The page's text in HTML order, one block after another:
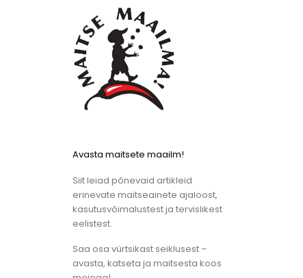
Avasta maitsete maailm!
Siit leiad põnevaid artikleid
erinevate maitseainete ajaloost,
kasutusvõimalustest ja tervislikest
eelistest.
Saa osa vürtsikast seiklusest –
avasta, katseta ja maitsesta koos